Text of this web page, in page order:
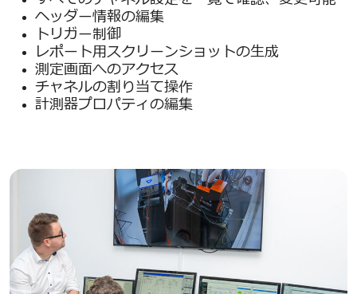
ヘッダー情報の編集
トリガー制御
レポート用スクリーンショットの生成
測定画面へのアクセス
チャネルの割り当て操作
計測器プロパティの編集